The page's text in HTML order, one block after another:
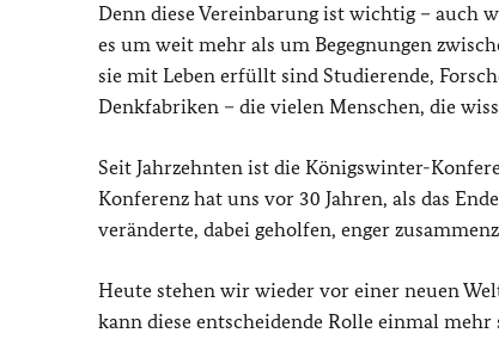
Denn diese Vereinbarung ist wichtig – auch
es um weit mehr als um Begegnungen
sie mit Leben erfüllt sind Studierende,
Denkfabriken – die vielen Menschen, die
Seit Jahrzehnten ist die Königswinter-
Konferenz hat uns vor 30 Jahren, als das
veränderte, dabei geholfen, enger
Heute stehen wir wieder vor einer neuen
kann diese entscheidende Rolle einmal